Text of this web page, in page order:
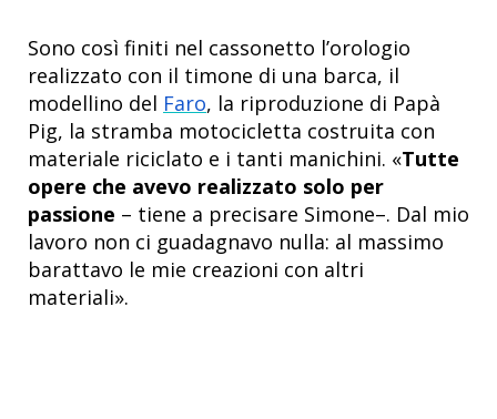
Sono così finiti nel cassonetto l’orologio
realizzato con il timone di una barca, il
modellino del Faro, la riproduzione di Papà
Pig, la stramba motocicletta costruita con
materiale riciclato e i tanti manichini. «Tutte
opere che avevo realizzato solo per
passione – tiene a precisare Simone–. Dal mio
lavoro non ci guadagnavo nulla: al massimo
barattavo le mie creazioni con altri
materiali».